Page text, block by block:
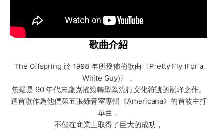
歌曲介紹
The Offspring 於 1998 年所發佈的歌曲〈Pretty Fly (For a
White Guy)〉，
無疑是 90 年代末龐克搖滾轉型為流行文化符號的巔峰之作。
這首歌作為他們第五張錄音室專輯《Americana》的首波主打
單曲，
不僅在商業上取得了巨大的成功，